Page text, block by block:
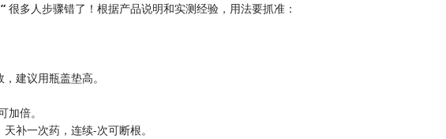
​ 很多人步骤错了！根据产品说明和实测经验，用法要抓准：
建议用瓶盖垫高。
倍。
补一次药，连续-次可断根。